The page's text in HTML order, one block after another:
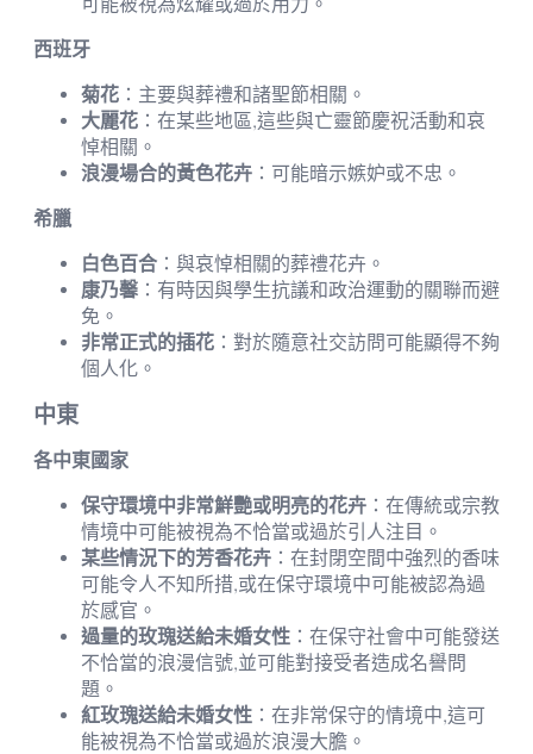
西班牙
菊花 ：主要與葬禮和諸聖節相關。
大麗花 ：在某些地區,這些與亡靈節慶祝活動和哀
悼相關。
浪漫場合的黃色花卉 ：可能暗示嫉妒或不忠。
希臘
白色百合 ：與哀悼相關的葬禮花卉。
康乃馨 ：有時因與學生抗議和政治運動的關聯而避
免。
非常正式的插花 ：對於隨意社交訪問可能顯得不夠
個人化。
中東
各中東國家
保守環境中非常鮮艷或明亮的花卉 ：在傳統或宗教
情境中可能被視為不恰當或過於引人注目。
某些情況下的芳香花卉 ：在封閉空間中強烈的香味
可能令人不知所措,或在保守環境中可能被認為過
於感官。
過量的玫瑰送給未婚女性 ：在保守社會中可能發送
不恰當的浪漫信號,並可能對接受者造成名譽問
題。
紅玫瑰送給未婚女性 ：在非常保守的情境中,這可
能被視為不恰當或過於浪漫大膽。